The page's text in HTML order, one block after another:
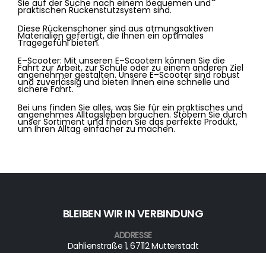
Sie auf der Suche nach einem bequemen und
praktischen Rückenstützsystem sind.
Diese Rückenschoner sind aus atmungsaktiven
Materialiengefertigt,dieIhnen ein optimales
Tragegefühlbieten.
E–Scooter: Mit unseren E–Scootern können Sie die
Fahrt zur Arbeit, zur Schule oder zu einem anderen Ziel
angenehmer gestalten. Unsere E–Scooter sind robust
und zuverlässig und bieten Ihnen eine schnelle und
sichere Fahrt.
Bei uns finden Sie alles, was Sie für ein praktisches und
angenehmesAlltagslebenbrauchen. StöbernSiedurch
unserSortimentundfindenSiedasperfekte Produkt,
umIhren Alltageinfacherzumachen.
BLEIBEN WIR IN VERBINDUNG
ADDRESSE
Dahlienstraße 1, 67112 Mutterstadt